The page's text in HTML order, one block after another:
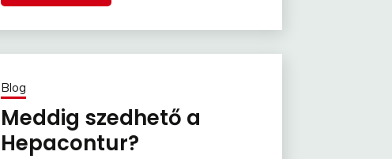
Blog
Meddig szedhető a
Hepacontur?